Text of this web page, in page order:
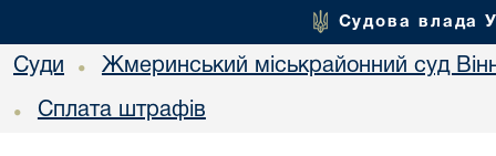
Судова влада
Суди • Жмеринський міськрайонний суд
• Сплата штрафів